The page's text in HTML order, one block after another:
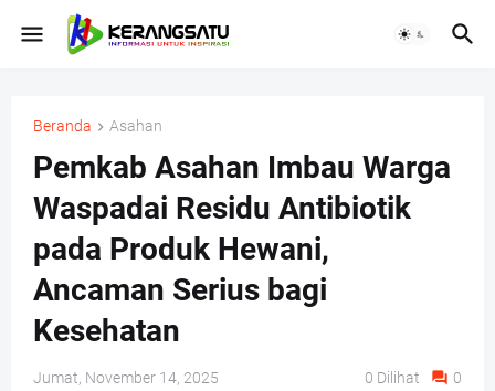
Beranda Asahan
Pemkab Asahan Imbau Warga
Waspadai Residu Antibiotik
pada Produk Hewani,
Ancaman Serius bagi
Kesehatan
Jumat, November 14, 2025 0 Dilihat 0